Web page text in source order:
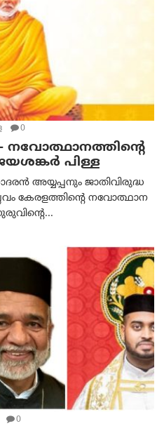
0
നവോത്ഥാനത്തിന്റെ
പിള്ള
അയ്യപ്പനും ജാതിവിരുദ്ധ
കേരളത്തിന്റെ നവോത്ഥാന
0